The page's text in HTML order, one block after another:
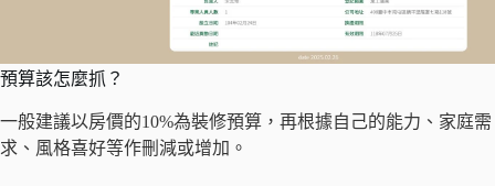
預算該怎麼抓？
一般建議以房價的10%為裝修預算，再根據自己的能力、家庭需
求、風格喜好等作刪減或增加。